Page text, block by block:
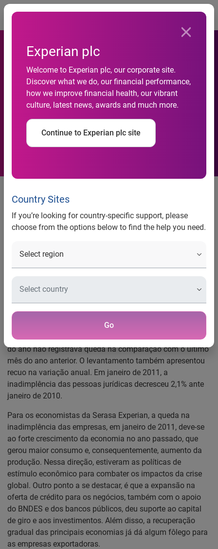
Experian plc
Welcome to Experian plc, our corporate site.
Discover what we do, our financial performance,
how we improve financial health, our vibrant
culture, latest news, awards and much more.
Continue to Experian plc site
Country Sites
If you’re looking for country-specific support, please
choose from the options below to find the help you need.
Go
Pela primeira vez desde
2006, inadimplência das
empresas inicia ano em
queda, revela Serasa
Experian
Indicador Serasa Experian de
Inadimplência das Empresas-
Jan/2011
Empresas- Jan/2011
Na análise por porte, micro e pequenas foram as únicas
Em janeiro de 2011, a inadimplência das empresas
apresentou recuo de 0,8%, na comparação com dezembro
de 2010, conforme revela o Indicador Serasa Experian de
Inadimplência das Empresas. Desde 2006 o primeiro mês
do ano não registrava queda na comparação com o último
mês do ano anterior. O levantamento também apresentou
recuo na variação anual. Em janeiro de 2011, a
inadimplência das pessoas jurídicas decresceu 2,1% ante
janeiro de 2010.
Para os economistas da Serasa Experian, a queda na
inadimplência das empresas, em janeiro de 2011, deve-se
ao forte crescimento da economia no ano passado, que
gerou maior consumo e, consequentemente, aumento da
produção. Nessa direção, estiveram as políticas de
estímulo econômico para combater os impactos da crise
global. Outro ponto a se destacar, é que a expansão na
oferta de crédito para os negócios, também com o apoio
do BNDES e dos bancos públicos, deu suporte ao capital
de giro e aos investimentos. Além disso, a recuperação
gradual das principais economias já dá algum fôlego para
as empresas exportadoras.